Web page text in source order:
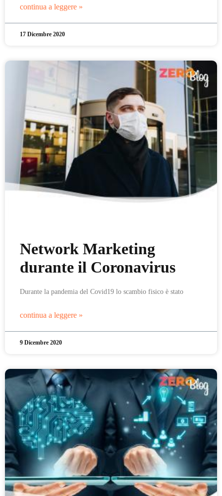
continua a leggere »
17 Dicembre 2020
Network Marketing
durante il Coronavirus
Durante la pandemia del Covid19 lo scambio fisico è stato
continua a leggere »
9 Dicembre 2020